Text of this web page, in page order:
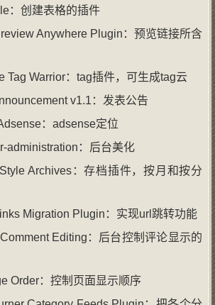
：创建表格的插件
Anywhere Plugin：预览链接所含
Tag Warrior：tag插件，可生成tag云
v1.1：发表公告
：adsense定位
administration：后台美化
Archives：存档插件，按月和按分
Migration Plugin：实现url跳转功能
Editing：后台控制评论显示的
Order：控制页面显示顺序